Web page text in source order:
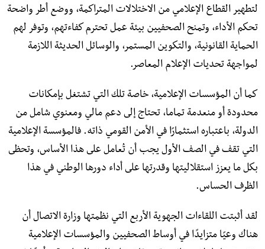
لتطهير القطاع الإعلامي من الاختلالات المتراكمة، ووضع أطر واضحة
تحكم الأداء، وتمنح الصحفيين بيئة عمل تحترم كفاءتهم، وتوفر لهم
الحماية القانونية، والتكوين المستمر، والوسائل الحديثة اللازمة
لمواجهة تحديات الإعلام المعاصر.
كما أن المؤسسات الإعلامية، خاصة تلك التي تشتغل بإمكانات
محدودة أو منعدمة تماما، تحتاج إلى دعم مالي ومعنوي شامل من
الدولة، باعتباره استثمارًا في الأمن القومي ذاته. فالمؤسسة الإعلامية
التي تقف في الصف الأول يجب أن تُعامل على هذا الأساس، وتحظى
بكل ما يعزز استقلاليتها وقدرتها على أداء دورها الوطني في هذا
الظرف الحساس.
لقد أثبتت اللقاءات الجهوية الأربع التي نظمتها وزارة الاتصال أن
هناك وعيًا متزايدًا في أوساط الصحفيين والمؤسسات الإعلامية